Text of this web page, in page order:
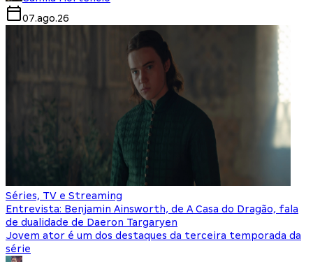
07.ago.26
Séries, TV e Streaming
Entrevista: Benjamin Ainsworth, de A Casa do Dragão, fala
de dualidade de Daeron Targaryen
Jovem ator é um dos destaques da terceira temporada da
série